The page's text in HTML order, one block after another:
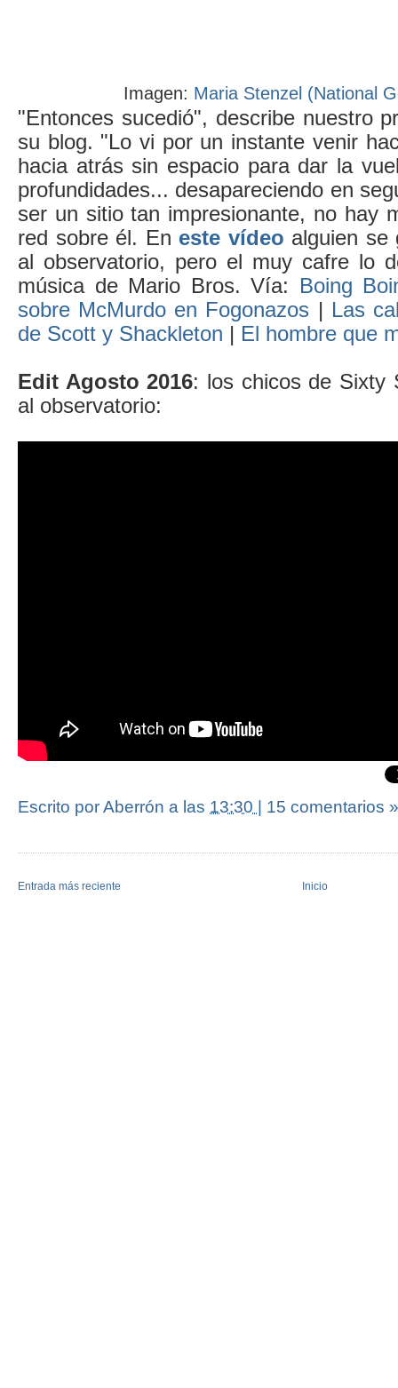
Imagen: Maria Stenzel (National
"Entonces sucedió", describe nuestro
su blog. "Lo vi por un instante venir
hacia atrás sin espacio para dar la
profundidades... desapareciendo en
ser un sitio tan impresionante, no hay
red sobre él. En este vídeo alguien se
al observatorio, pero el muy cafre lo
música de Mario Bros. Vía: Boing
sobre McMurdo en Fogonazos | Las
de Scott y Shackleton | El hombre que
Edit Agosto 2016: los chicos de Sixty
al observatorio:
Escrito por Aberrón a las 13:30 | 15 comentarios »
Entrada más reciente Inicio